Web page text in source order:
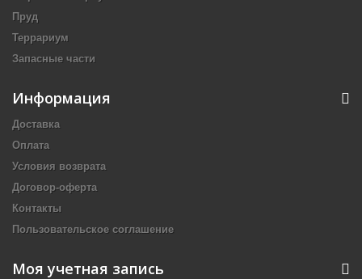
Пруд
Террариум
Запасные части
Информация
Доставка
Оплата
Условия возврата
Договор-оферта
Контакты
Пользовательское соглашение
Моя учетная запись